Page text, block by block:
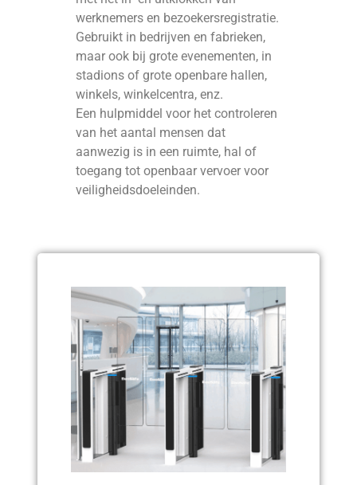
werknemers en bezoekersregistratie.
Gebruikt in bedrijven en fabrieken,
maar ook bij grote evenementen, in
stadions of grote openbare hallen,
winkels, winkelcentra, enz.
Een hulpmiddel voor het controleren
van het aantal mensen dat
aanwezig is in een ruimte, hal of
toegang tot openbaar vervoer voor
veiligheidsdoeleinden.